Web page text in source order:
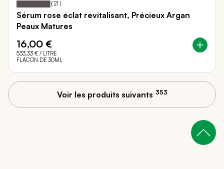
( 21 )
Sérum rose éclat revitalisant, Précieux Argan
Peaux Matures
16,00 €
533,33 € / LITRE
FLACON DE 30ML
Voir les produits suivants 353